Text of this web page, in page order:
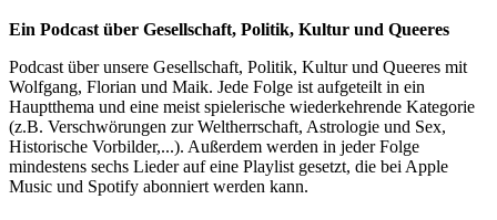
Ein Podcast über Gesellschaft, Politik, Kultur und Queeres
Podcast über unsere Gesellschaft, Politik, Kultur und Queeres mit
Wolfgang, Florian und Maik. Jede Folge ist aufgeteilt in ein
Hauptthema und eine meist spielerische wiederkehrende Kategorie
(z.B. Verschwörungen zur Weltherrschaft, Astrologie und Sex,
Historische Vorbilder,...). Außerdem werden in jeder Folge
mindestens sechs Lieder auf eine Playlist gesetzt, die bei Apple
Music und Spotify abonniert werden kann.